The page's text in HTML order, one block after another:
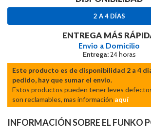
2 A 4 DÍAS
ENTREGA MÁS
Envío a Domicilio
Entrega:24 horas
Este producto es de disponibilidad 2 a 4
pedido, hay que sumar el envio.
Estos productos pueden tener leves
son reclamables, mas información aquí
INFORMACIÓN SOBRE EL FUNKO